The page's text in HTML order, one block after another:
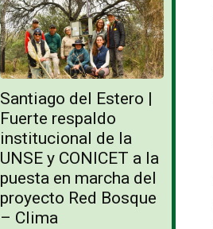
Santiago del Estero |
Fuerte respaldo
institucional de la
UNSE y CONICET a la
puesta en marcha del
proyecto Red Bosque
– Clima